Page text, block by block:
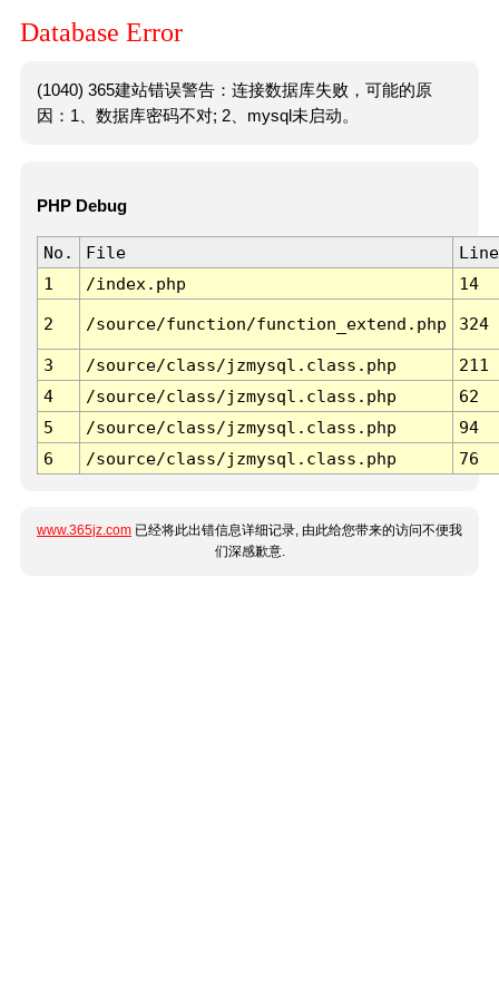
Database Error
(1040) 365建站错误警告：连接数据库失败，可能的原
因：1、数据库密码不对; 2、mysql未启动。
PHP Debug
No. File
Line
1
/index.php 14
2 /source/function/function_extend.php 324
3 /source/class/jzmysql.class.php
211
4
/source/class/jzmysql.class.php
62
5
/source/class/jzmysql.class.php
94
6
/source/class/jzmysql.class.php 76
www.365jz.com 已经将此出错信息详细记录, 由此给您带来的访问不便我
们深感歉意.